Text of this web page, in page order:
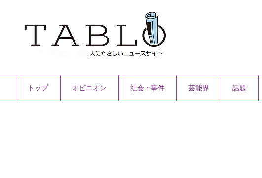
トップ オピニオン 社会・事件 芸能界 話題